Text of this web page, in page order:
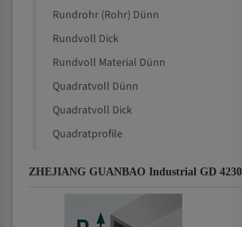
Rundrohr (Rohr) Dünn
Rundvoll Dick
Rundvoll Material Dünn
Quadratvoll Dünn
Quadratvoll Dick
Quadratprofile
ZHEJIANG GUANBAO Industrial GD